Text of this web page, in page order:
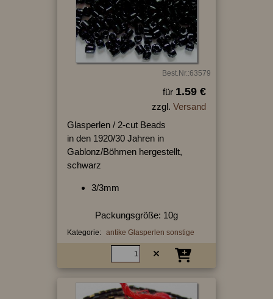
Best.Nr.:63579
für 1.59 €
zzgl. Versand
Glasperlen / 2-cut Beads
in den 1920/30 Jahren in
Gablonz/Böhmen hergestellt,
schwarz
3/3mm
Packungsgröße: 10g
Kategorie: antike Glasperlen sonstige